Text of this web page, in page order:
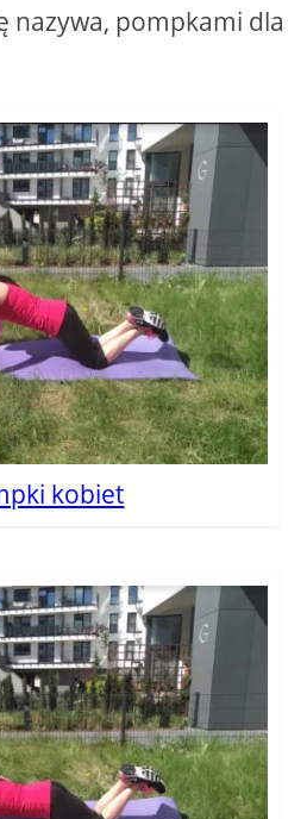
nazywa, pompkami dla
kobiet